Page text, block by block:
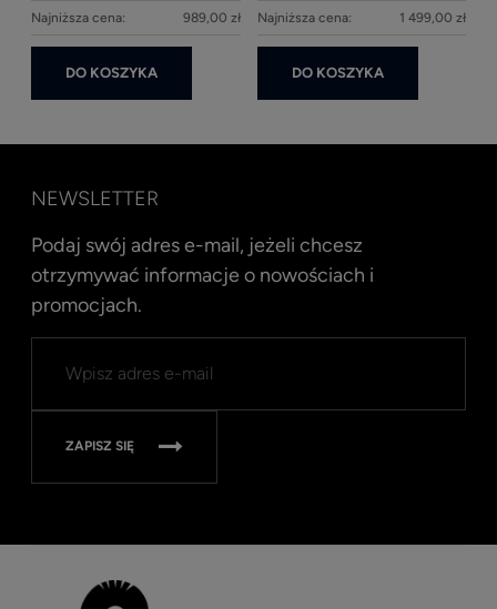
Najniższa cena: 989,00 zł
DO KOSZYKA
Najniższa cena: 1 499,00 zł
DO KOSZYKA
NEWSLETTER
Podaj swój adres e-mail, jeżeli chcesz
otrzymywać informacje o nowościach i
promocjach.
ZAPISZ SIĘ